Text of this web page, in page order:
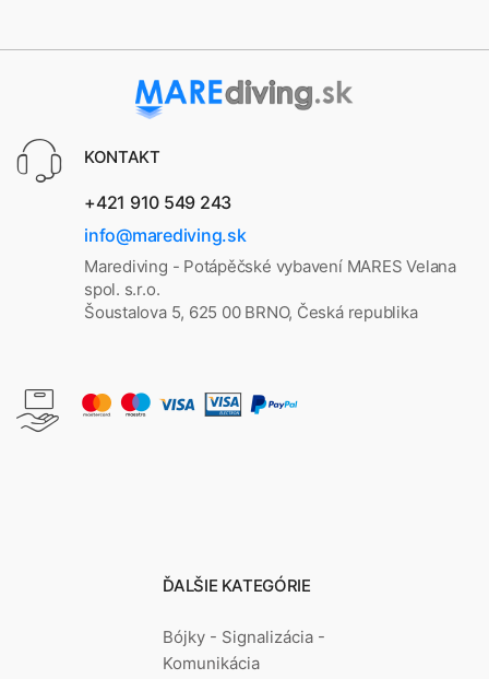
KONTAKT
+421 910 549 243
info@marediving.sk
Marediving - Potápěčské vybavení MARES Velana
spol. s.r.o.
Šoustalova 5, 625 00 BRNO, Česká republika
ĎALŠIE KATEGÓRIE
Bójky - Signalizácia -
Komunikácia